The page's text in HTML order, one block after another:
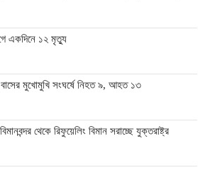
একদিনে ১২ মৃত্যু
মুখোমুখি সংঘর্ষে নিহত ৯, আহত ১৩
থেকে রিফুয়েলিং বিমান সরাচ্ছে যুক্তরাষ্ট্র